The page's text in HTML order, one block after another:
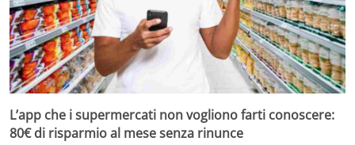
L’app che i supermercati non vogliono farti conoscere:
80€ di risparmio al mese senza rinunce